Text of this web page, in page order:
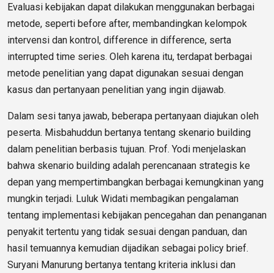
Evaluasi kebijakan dapat dilakukan menggunakan berbagai
metode, seperti before after, membandingkan kelompok
intervensi dan kontrol, difference in difference, serta
interrupted time series. Oleh karena itu, terdapat berbagai
metode penelitian yang dapat digunakan sesuai dengan
kasus dan pertanyaan penelitian yang ingin dijawab.
Dalam sesi tanya jawab, beberapa pertanyaan diajukan oleh
peserta. Misbahuddun bertanya tentang skenario building
dalam penelitian berbasis tujuan. Prof. Yodi menjelaskan
bahwa skenario building adalah perencanaan strategis ke
depan yang mempertimbangkan berbagai kemungkinan yang
mungkin terjadi. Luluk Widati membagikan pengalaman
tentang implementasi kebijakan pencegahan dan penanganan
penyakit tertentu yang tidak sesuai dengan panduan, dan
hasil temuannya kemudian dijadikan sebagai policy brief.
Suryani Manurung bertanya tentang kriteria inklusi dan